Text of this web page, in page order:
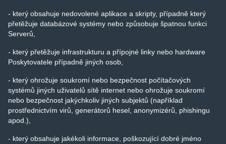
- který obsahuje nedovolené aplikace a skripty, případně který
přetěžuje databázové systémy nebo způsobuje špatnou funkci
Serverů,
- který přetěžuje infrastrukturu a přípojné linky nebo hardware
Poskytovatele případně jiných osob,
- který ohrožuje soukromí nebo bezpečnost počítačových
systémů jiných uživatelů sítě internet nebo ohrožuje soukromí
nebo bezpečnost jakýchkoliv jiných subjektů (například
prostřednictvím virů, generátorů hesel, anonymizérů, phishingu
apod.),
- který obsahuje jakékoli informace, poškozující dobré jméno